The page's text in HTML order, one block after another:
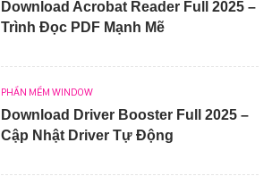
Download Acrobat Reader Full 2025 –
Trình Đọc PDF Mạnh Mẽ
PHẦN MỀM WINDOW
Download Driver Booster Full 2025 –
Cập Nhật Driver Tự Động